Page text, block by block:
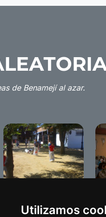
Utilizamos
de Benamejí al azar.
Benameji 2008